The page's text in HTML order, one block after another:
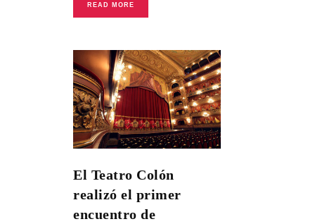
READ MORE
El Teatro Colón
realizó el primer
encuentro de